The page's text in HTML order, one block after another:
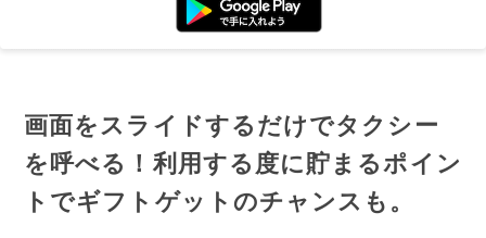
画面をスライドするだけでタクシー
を呼べる！利用する度に貯まるポイン
トでギフトゲットのチャンスも。